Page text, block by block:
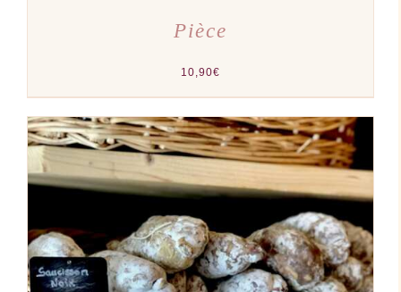
Pièce
10,90€
AJOUTER AU PANIER
/